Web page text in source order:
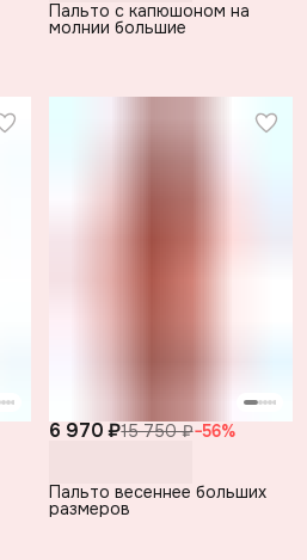
Пальто с капюшоном на
молнии большие
6 970 ₽15 750 ₽−56%
Пальто весеннее больших
размеров